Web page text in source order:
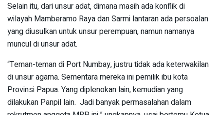
Selain itu, dari unsur adat, dimana masih ada konflik di
wilayah Mamberamo Raya dan Sarmi lantaran ada persoalan
yang diusulkan untuk unsur perempuan, namun namanya
muncul di unsur adat.
“Teman-teman di Port Numbay, justru tidak ada keterwakilan
di unsur agama. Sementara mereka ini pemilik ibu kota
Provinsi Papua. Yang diplenokan lain, kemudian yang
dilakukan Panpil lain. Jadi banyak permasalahan dalam